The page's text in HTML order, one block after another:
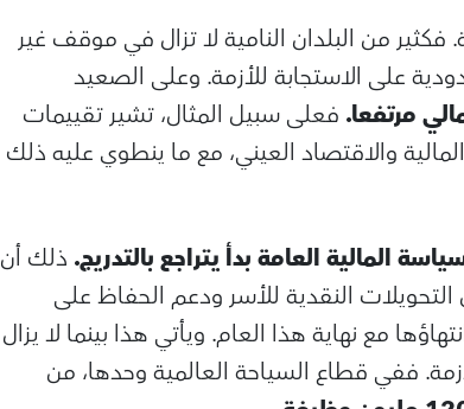
من البلدان النامية لا تزال في موقف غير
على الاستجابة للأزمة. وعلى الصعيد
مرتفعا. فعلى سبيل المثال، تشير تقييمات
والاقتصاد العيني، مع ما ينطوي عليه ذلك
المالية العامة بدأ يتراجع بالتدريج. ذلك أن
التحويلات النقدية للأسر ودعم الحفاظ على
مع نهاية هذا العام. ويأتي هذا بينما لا يزال
ففي قطاع السياحة العالمية وحدها، من